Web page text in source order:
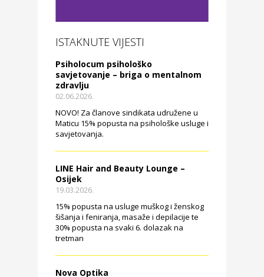
ISTAKNUTE VIJESTI
Psiholocum psihološko
savjetovanje – briga o mentalnom
zdravlju
02.06.2026.
NOVO! Za članove sindikata udružene u
Maticu 15% popusta na psihološke usluge i
savjetovanja.
LINE Hair and Beauty Lounge –
Osijek
19.03.2026.
15% popusta na usluge muškog i ženskog
šišanja i feniranja, masaže i depilacije te
30% popusta na svaki 6. dolazak na
tretman
Nova Optika